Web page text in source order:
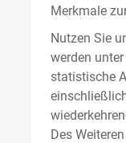
Merkmale
Nutzen Sie
werden
statistische
Des